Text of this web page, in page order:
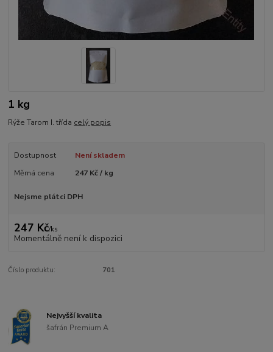
1 kg
Rýže Tarom I. třída celý popis
Dostupnost
Není skladem
Měrná cena
247 Kč / kg
Nejsme plátci DPH
247 Kč/ks
Momentálně není k dispozici
Číslo produktu: 701
Nejvyšší kvalita
šafrán Premium A